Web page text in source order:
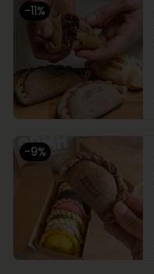
-11%
-9%